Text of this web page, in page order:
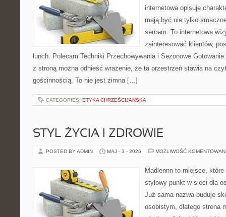
internetowa opisuje
mają być nie tylko
sercem. To internetowa
zainteresować klientów,
lunch. Polecam Techniki Przechowywania i Sezonowe
z stroną można odnieść wrażenie, że ta przestrzeń stawia na
gościnnością. To nie jest zimna […]
CATEGORIES: ETYKA CHRZEŚCIJAŃSKA
STYL ŻYCIA I ZDROWIE
POSTED BY ADMIN MAJ - 3 - 2026 MOŻLIWOŚĆ
Madlennn to miejsce,
stylowy punkt w sieci dla
Już sama nazwa buduje
osobistym, dlatego strona